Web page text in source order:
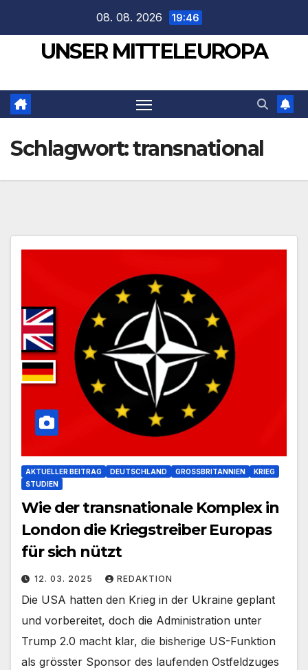
springen
08. 08. 2026 19:46
UNSER MITTELEUROPA
Schlagwort:transnational
AKTUELLER BEITRAG DEUTSCHLAND GROSSBRITANNIEN
KRIEG
STUDIEN
Wie der transnationale Komplex in
London die Kriegstreiber Europas
für sich nützt
12. 03. 2025 REDAKTION
Die USA hatten den Krieg in der Ukraine geplant
und vorbereitet, doch die Administration unter
Trump 2.0 macht klar, die bisherige US-Funktion
als grösster Sponsor des laufenden Ostfeldzuges